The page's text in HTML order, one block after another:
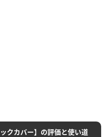
クカバー】の評価と使い道